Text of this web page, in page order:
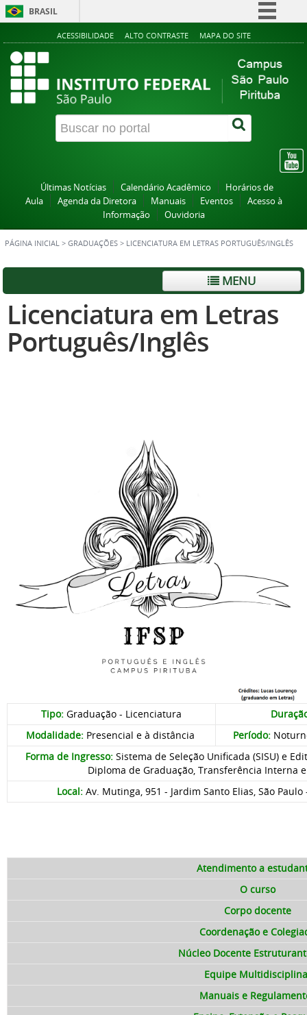
BRASIL
Simplifique!
Participe
Acesso à informação
Legislação
Canais
ACESSIBILIDADE ALTO CONTRASTE MAPA DO SITE
Últimas Notícias Calendário Acadêmico
Horários de
Aula
Agenda da Diretora Manuais Eventos
Acesso à
Informação
Ouvidoria
PÁGINA INICIAL > GRADUAÇÕES > LICENCIATURA EM LETRAS PORTUGUÊS/INGLÊS
MENU
Licenciatura em Letras
Português/Inglês
Tipo: Graduação - Licenciatura
Modalidade:Presencial e à distância Período:
Forma de Ingresso: Sistema de Seleção Unificada (SISU) e
Diploma de Graduação, Transferência Interna
Local: Av. Mutinga, 951 - Jardim Santo Elias, São Paulo
Atendimento a
O curso
Corpo docente
Coordenação e
Núcleo Docente
Equipe
Manuais e